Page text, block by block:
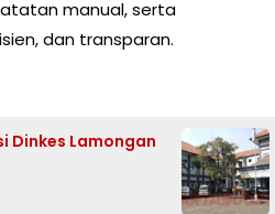
manual, serta
dan transparan.
Dinkes Lamongan